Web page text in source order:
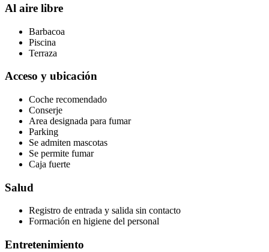
Al aire libre
Barbacoa
Piscina
Terraza
Acceso y ubicación
Coche recomendado
Conserje
Area designada para fumar
Parking
Se admiten mascotas
Se permite fumar
Caja fuerte
Salud
Registro de entrada y salida sin contacto
Formación en higiene del personal
Entretenimiento